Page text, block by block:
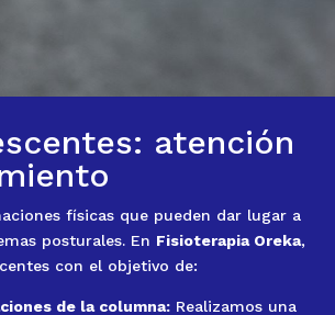
atención
físicas que pueden dar lugar a
posturales. En Fisioterapia Oreka,
con el objetivo de:
de la columna:Realizamos una